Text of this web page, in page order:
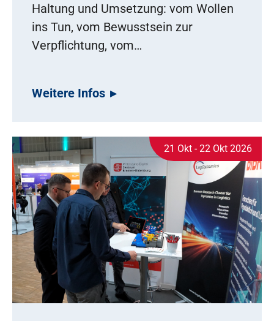
Haltung und Umsetzung: vom Wollen
ins Tun, vom Bewusstsein zur
Verpflichtung, vom…
Weitere Infos
21 Okt - 22 Okt 2026